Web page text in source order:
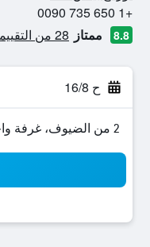
+1 650 735 0090
8.8 ممتاز 28 من التقييمات تم التحقق منها
ح 16/8
2 من الضيوف، غرفة واحدة